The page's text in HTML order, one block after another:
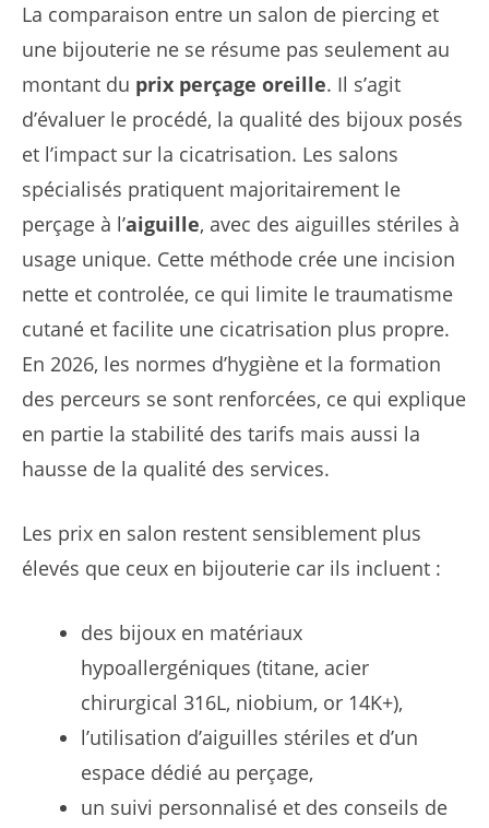
La comparaison entre un salon de piercing et
une bijouterie ne se résume pas seulement au
montant du prix perçage oreille. Il s’agit
d’évaluer le procédé, la qualité des bijoux posés
et l’impact sur la cicatrisation. Les salons
spécialisés pratiquent majoritairement le
perçage à l’aiguille, avec des aiguilles stériles à
usage unique. Cette méthode crée une incision
nette et controlée, ce qui limite le traumatisme
cutané et facilite une cicatrisation plus propre.
En 2026, les normes d’hygiène et la formation
des perceurs se sont renforcées, ce qui explique
en partie la stabilité des tarifs mais aussi la
hausse de la qualité des services.
Les prix en salon restent sensiblement plus
élevés que ceux en bijouterie car ils incluent :
des bijoux en matériaux
hypoallergéniques (titane, acier
chirurgical 316L, niobium, or 14K+),
l’utilisation d’aiguilles stériles et d’un
espace dédié au perçage,
un suivi personnalisé et des conseils de